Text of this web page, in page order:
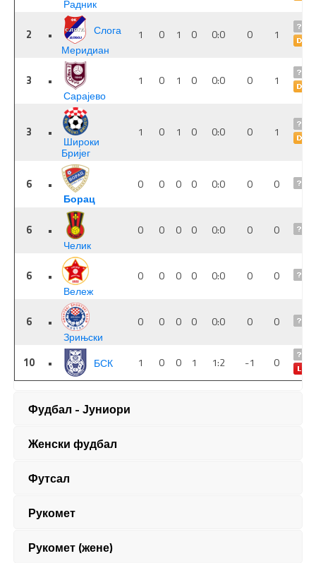
Фудбал - Јуниори
Женски фудбал
Футсал
Рукомет
Рукомет (жене)